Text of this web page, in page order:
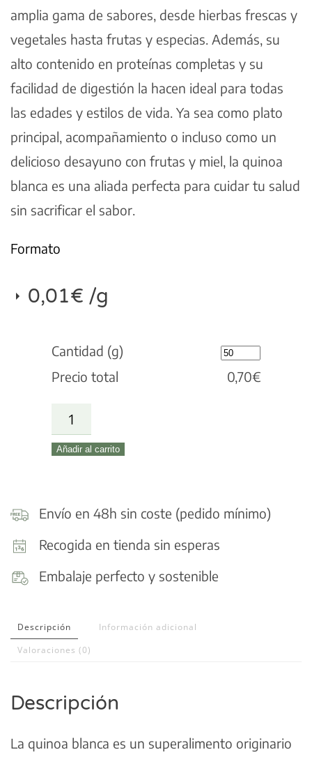
amplia gama de sabores, desde hierbas frescas y
vegetales hasta frutas y especias. Además, su
alto contenido en proteínas completas y su
facilidad de digestión la hacen ideal para todas
las edades y estilos de vida. Ya sea como plato
principal, acompañamiento o incluso como un
delicioso desayuno con frutas y miel, la quinoa
blanca es una aliada perfecta para cuidar tu salud
sin sacrificar el sabor.
Formato
0,01€ /g
Cantidad (g)
Precio total
0,70€
Quinoa
blanca
Añadir al carrito
Envío en 48h sin coste (pedido mínimo)
Recogida en tienda sin esperas
Embalaje perfecto y sostenible
Descripción
Información adicional
Valoraciones (0)
Descripción
La quinoa blanca es un superalimento originario